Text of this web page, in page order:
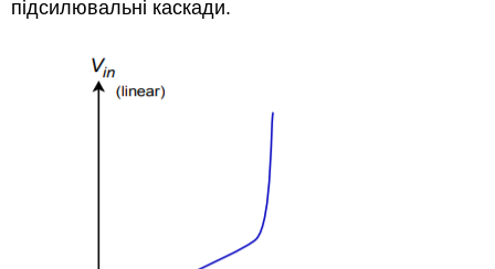
підсилювальні каскади.